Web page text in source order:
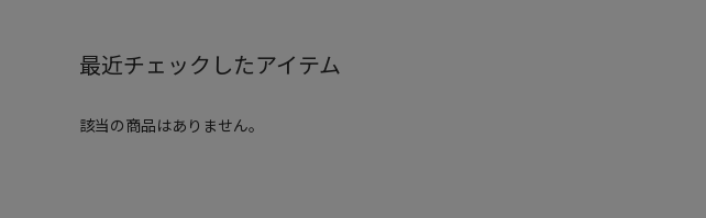
最近チェックしたアイテム
該当の商品はありません。